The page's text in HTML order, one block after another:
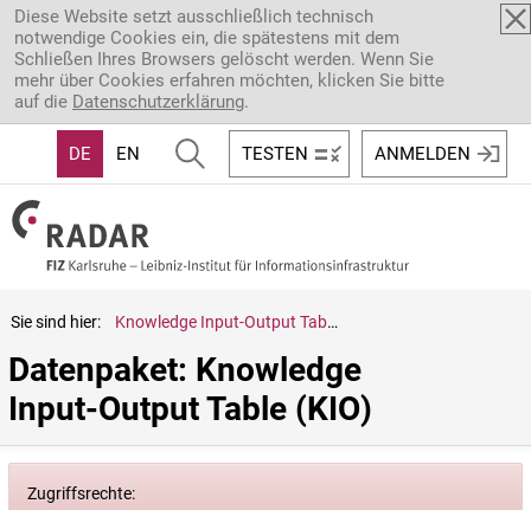
Direkt zum Inhalt
Diese Website setzt ausschließlich technisch
notwendige Cookies ein, die spätestens mit dem
Schließen Ihres Browsers gelöscht werden. Wenn Sie
mehr über Cookies erfahren möchten, klicken Sie bitte
auf die Datenschutzerklärung.
DE EN TESTEN ANMELDEN
Sie sind hier: Knowledge Input-Output Table (KIO)
Datenpaket: Knowledge
Input-Output Table (KIO)
Zugriffsrechte: